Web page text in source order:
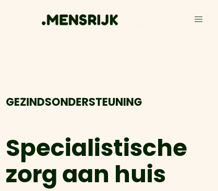
GEZINDSONDERSTEUNING
Specialistische
zorg aan huis